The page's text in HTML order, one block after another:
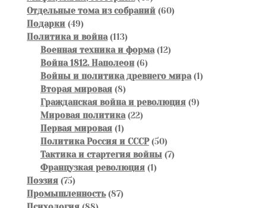
товаров
Отдельные тома из собраний 6060
Подарки 4949
товаров
Политика и война 113113
товаров
Военная техника и форма 1212
Война 1812. Наполеон 66
товаров
Войны и политика древнего мира 11
Вторая мировая 88
товаров
Гражданская война и революция 99
Мировая политика 2222
Первая мировая 11
товар
Политика Россия и СССР 5050
товаров
Тактика и стартегия войны 77
Французкая революция 11
Поэзия 7575
товаров
Промышленность 8787